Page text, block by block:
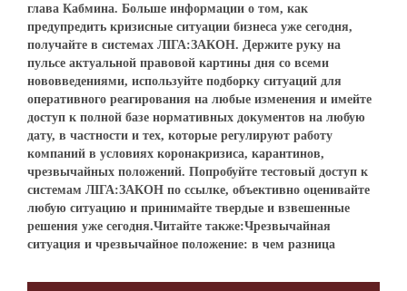
глава Кабмина. Больше информации о том, как
предупредить кризисные ситуации бизнеса уже сегодня,
получайте в системах ЛІГА:ЗАКОН. Держите руку на
пульсе актуальной правовой картины дня со всеми
нововведениями, используйте подборку ситуаций для
оперативного реагирования на любые изменения и имейте
доступ к полной базе нормативных документов на любую
дату, в частности и тех, которые регулируют работу
компаний в условиях коронакризиса, карантинов,
чрезвычайных положений. Попробуйте тестовый доступ к
системам ЛІГА:ЗАКОН по ссылке, объективно оценивайте
любую ситуацию и принимайте твердые и взвешенные
решения уже сегодня.Читайте также:Чрезвычайная
ситуация и чрезвычайное положение: в чем разница